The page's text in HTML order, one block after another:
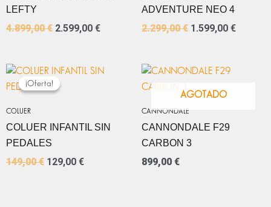
LEFTY
4.899,00€ 2.599,00 €
ADVENTURE NEO 4
2.299,00€ 1.599,00 €
¡Oferta!
COLUER
¡Oferta!
COLUER INFANTIL SIN
PEDALES
149,00€
EL
PRECIO
ORIGINAL
129,00 €
EL
AGOTADO
CANNONDALE
CANNONDALE F29
CARBON 3
899,00 €